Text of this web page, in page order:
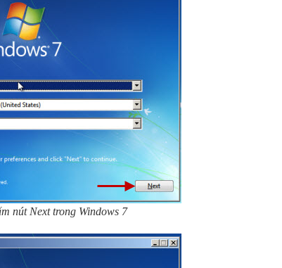
nút Next trong Windows 7